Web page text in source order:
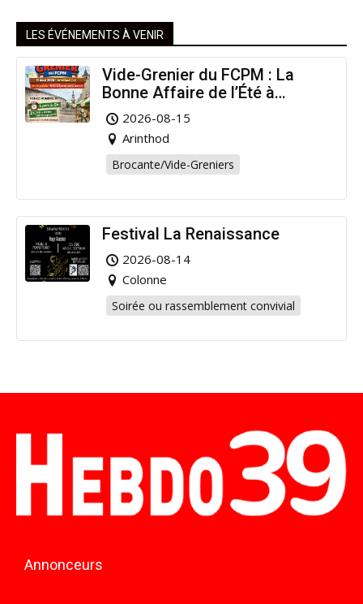
LES ÉVÉNEMENTS À VENIR
Vide-Grenier du FCPM : La
Bonne Affaire de l’Été à
Arinthod !
2026-08-15
Arinthod
Brocante/Vide-Greniers
Festival La Renaissance
2026-08-14
Colonne
Soirée ou rassemblement convivial